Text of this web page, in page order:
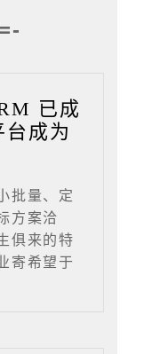
已成
成为
批量、定
方案洽
俱来的特
寄希望于